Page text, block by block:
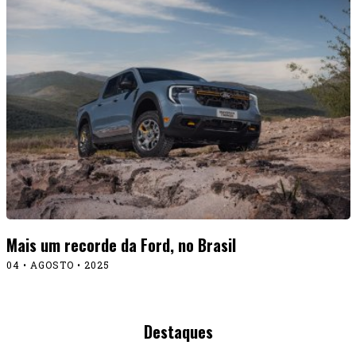
Mais um recorde da Ford, no Brasil
04 • AGOSTO • 2025
Destaques